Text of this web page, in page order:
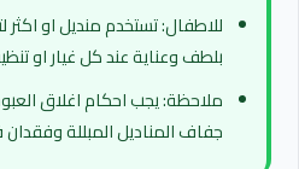
للاطفال: تستخدم منديل او
بلطف وعناية عند كل غيار او
ملاحظة: يجب احكام اغلاق
جفاف المناديل المبللة وفقدان